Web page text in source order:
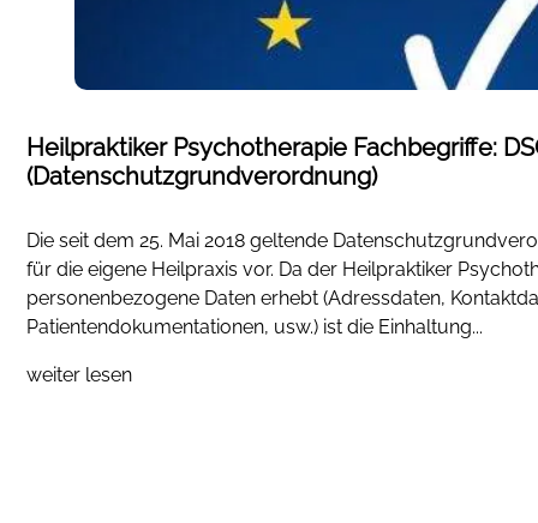
Heilpraktiker Psychotherapie Fachbegriffe:
(Datenschutzgrundverordnung)
Die seit dem 25. Mai 2018 geltende
für die eigene Heilpraxis vor. Da der Heilpraktiker
personenbezogene Daten erhebt (Adressdaten,
Patientendokumentationen, usw.) ist die Einhaltung...
weiter lesen